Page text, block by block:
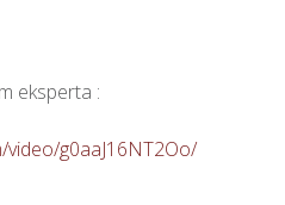
eksperta :
g0aaJ16NT2Oo/